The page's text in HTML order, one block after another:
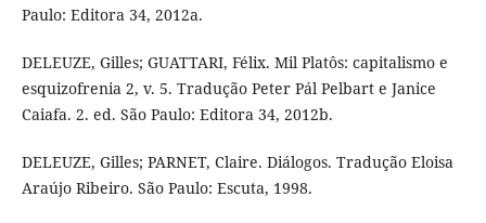
Paulo: Editora 34, 2012a.
DELEUZE, Gilles; GUATTARI, Félix. Mil Platôs: capitalismo e
esquizofrenia 2, v. 5. Tradução Peter Pál Pelbart e Janice
Caiafa. 2. ed. São Paulo: Editora 34, 2012b.
DELEUZE, Gilles; PARNET, Claire. Diálogos. Tradução Eloisa
Araújo Ribeiro. São Paulo: Escuta, 1998.